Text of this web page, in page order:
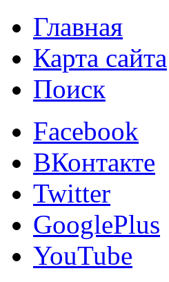
Главная
Карта сайта
Поиск
Facebook
ВКонтакте
Twitter
GooglePlus
YouTube